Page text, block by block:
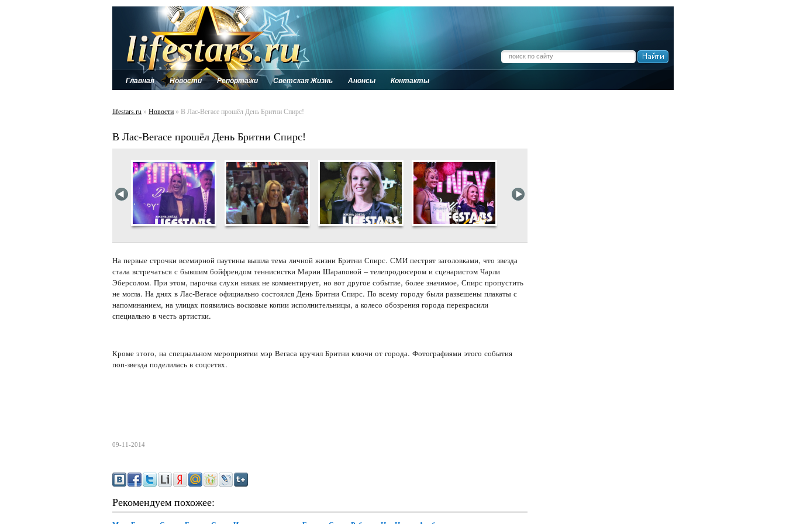
Главная Новости Репортажи Светская Жизнь Анонсы Контакты
lifestars.ru » Новости » В Лас-Вегасе прошёл День Бритни Спирс!
В Лас-Вегасе прошёл День Бритни Спирс!
На первые строчки всемирной паутины вышла тема личной жизни Бритни Спирс. СМИ пестрят заголовками, что звезда
стала встречаться с бывшим бойфрендом теннисистки Марии Шараповой – телепродюсером и сценаристом Чарли
Эберсолом. При этом, парочка слухи никак не комментирует, но вот другое событие, более значимое, Спирс пропустить
не могла. На днях в Лас-Вегасе официально состоялся День Бритни Спирс. По всему городу были развешены плакаты с
напоминанием, на улицах появились восковые копии исполнительницы, а колесо обозрения города перекрасили
специально в честь артистки.
Кроме этого, на специальном мероприятии мэр Вегаса вручил Бритни ключи от города. Фотографиями этого события
поп-звезда поделилась в соцсетях.
09-11-2014
Рекомендуем похожее: